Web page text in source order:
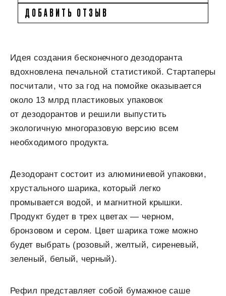
ДОБАВИТЬ ОТЗЫВ
Идея создания бесконечного дезодоранта
вдохновлена печальной статистикой. Стартаперы
посчитали, что за год на помойке оказывается
около 13 млрд пластиковых упаковок
от дезодорантов и решили выпустить
экологичную многоразовую версию всем
необходимого продукта.
Дезодорант состоит из алюминиевой упаковки,
хрустального шарика, который легко
промывается водой, и магнитной крышки.
Продукт будет в трех цветах — черном,
бронзовом и сером. Цвет шарика тоже можно
будет выбрать (розовый, желтый, сиреневый,
зеленый, белый, черный).
Рефил представляет собой бумажное саше